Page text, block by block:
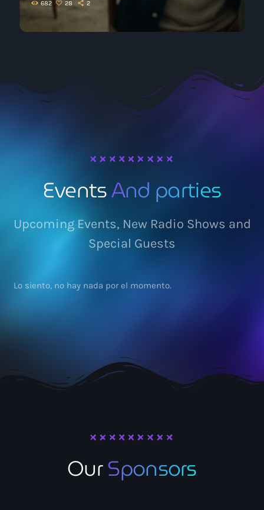
682 28 2
EventsAnd parties
Upcoming Events, New Radio Shows and
Special Guests
Lo siento, no hay nada por el momento.
OurSponsors